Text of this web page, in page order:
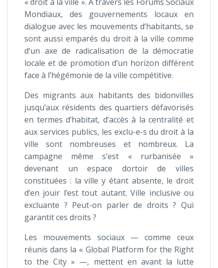
Mondiaux, des gouvernements locaux en
dialogue avec les mouvements d’habitants, se
sont aussi emparés du droit à la ville comme
d’un axe de radicalisation de la démocratie
locale et de promotion d’un horizon différent
face à l’hégémonie de la ville compétitive.
Des migrants aux habitants des bidonvilles
jusqu’aux résidents des quartiers défavorisés
en termes d’habitat, d’accès à la centralité et
aux services publics, les exclu-e-s du droit à la
ville sont nombreuses et nombreux. La
campagne même s’est « rurbanisée »
devenant un espace dortoir de villes
constituées : la ville y étant absente, le droit
d’en jouir l’est tout autant. Ville inclusive ou
excluante ? Peut-on parler de droits ? Qui
garantit ces droits ?
Les mouvements sociaux — comme ceux
réunis dans la « Global Platform for the Right
to the City » —, mettent en avant la lutte